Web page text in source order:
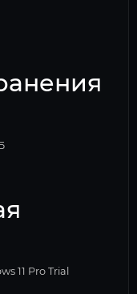
11 Pro Trial